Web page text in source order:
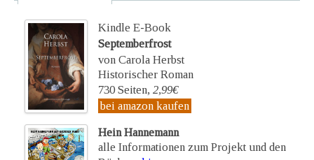
Kindle E-Book
Septemberfrost
von Carola Herbst
Historischer Roman
730 Seiten, 2,99€
bei amazon kaufen
Hein Hannemann
alle Informationen zum Projekt und den